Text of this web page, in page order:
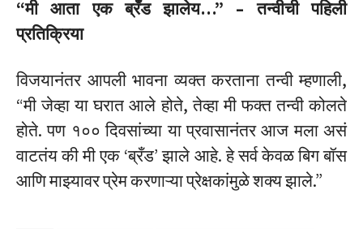
“मी आता एक ब्रँड झालेय…” – तन्वीची पहिली
प्रतिक्रिया
विजयानंतर आपली भावना व्यक्त करताना तन्वी म्हणाली,
“मी जेव्हा या घरात आले होते, तेव्हा मी फक्त तन्वी कोलते
होते. पण १०० दिवसांच्या या प्रवासानंतर आज मला असं
वाटतंय की मी एक ‘ब्रँड’ झाले आहे. हे सर्व केवळ बिग बॉस
आणि माझ्यावर प्रेम करणाऱ्या प्रेक्षकांमुळे शक्य झाले.”